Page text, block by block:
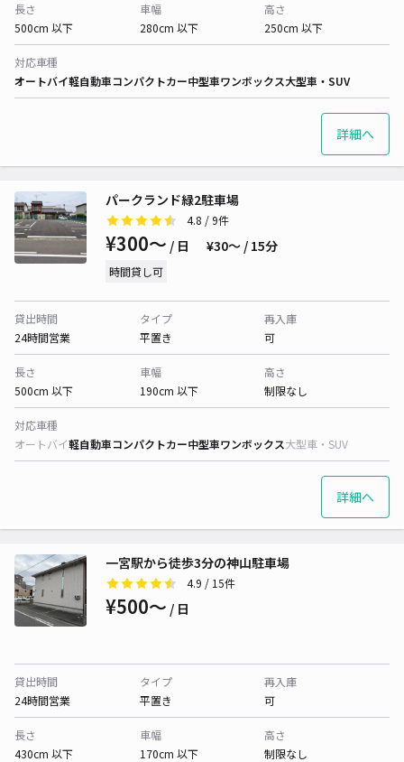
長さ
500cm 以下
車幅
280cm 以下
高さ
250cm 以下
対応車種
オートバイ軽自動車コンパクトカー中型車ワンボックス大型車・SUV
詳細へ
パークランド緑2駐車場
4.8 / 9件
¥300〜 / 日 ¥30〜 / 15分
時間貸し可
貸出時間
24時間営業
タイプ
平置き
再入庫
可
長さ
500cm 以下
車幅
190cm 以下
高さ
制限なし
対応車種
オートバイ軽自動車コンパクトカー中型車ワンボックス大型車・SUV
詳細へ
一宮駅から徒歩3分の神山駐車場
4.9 / 15件
¥500〜 / 日
貸出時間
24時間営業
タイプ
平置き
再入庫
可
長さ
430cm 以下
車幅
170cm 以下
高さ
制限なし